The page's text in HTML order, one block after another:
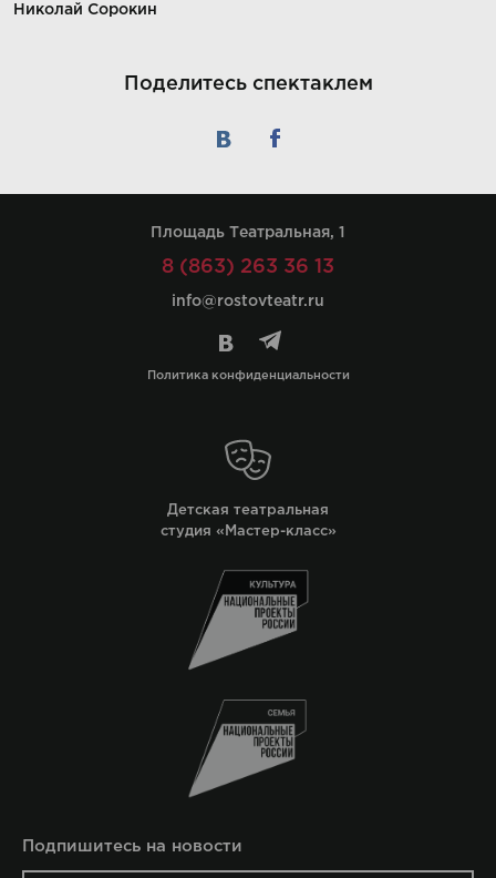
Николай Сорокин
Поделитесь спектаклем
Площадь Театральная, 1
8 (863) 263 36 13
info@rostovteatr.ru
Политика конфиденциальности
Детская театральная
студия «Мастер-класс»
Подпишитесь на новости